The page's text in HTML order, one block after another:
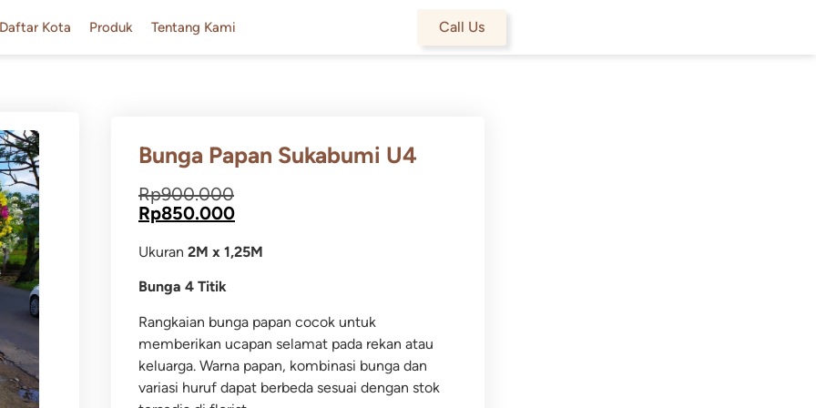
Daftar Kota Produk Tentang Kami Call Us
Bunga Papan Sukabumi U4
Rp900.000
Rp850.000
Ukuran 2M x 1,25M
Bunga 4 Titik
Rangkaian bunga papan cocok untuk
memberikan ucapan selamat pada rekan atau
keluarga. Warna papan, kombinasi bunga dan
variasi huruf dapat berbeda sesuai dengan stok